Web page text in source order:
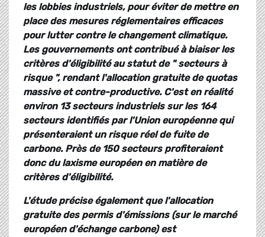
les lobbies industriels, pour éviter de mettre en
place des mesures réglementaires efficaces
pour lutter contre le changement climatique.
Les gouvernements ont contribué à biaiser les
critères d'éligibilité au statut de " secteurs à
risque ", rendant l'allocation gratuite de quotas
massive et contre-productive. C'est en réalité
environ 13 secteurs industriels sur les 164
secteurs identifiés par l'Union européenne qui
présenteraient un risque réel de fuite de
carbone. Près de 150 secteurs profiteraient
donc du laxisme européen en matière de
critères d'éligibilité.
L'étude précise également que l'allocation
gratuite des permis d'émissions (sur le marché
européen d'échange carbone) est